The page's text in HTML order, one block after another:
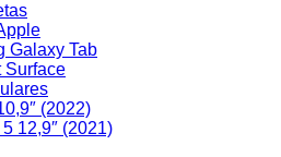
Galaxy Tab
Surface
(2022)
12,9″ (2021)